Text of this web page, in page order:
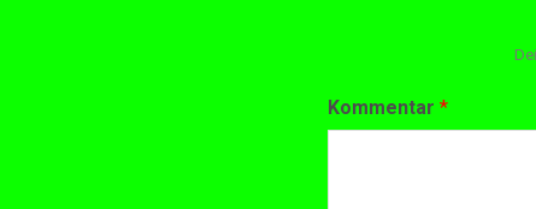
Kommentar *